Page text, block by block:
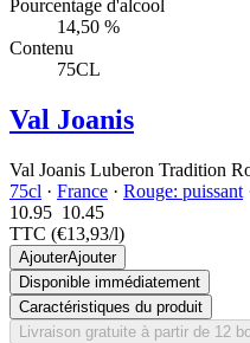
Pourcentage d'alcool
14,50 %
Contenu
75CL
Val Joanis
Val Joanis Luberon Tradition
75cl · France · Rouge: puissant
10.95 10.45
TTC (€13,93/l)
AjouterAjouter
Disponible immédiatement
Caractéristiques du produit
Livraison gratuite à partir de 12